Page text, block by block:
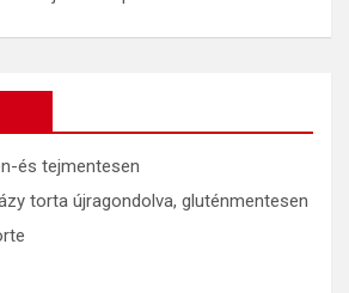
és tejmentesen
torta újragondolva, gluténmentesen